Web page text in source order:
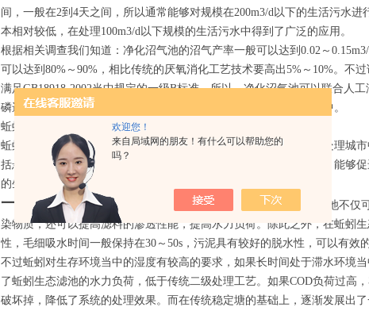
欢迎您！
来自局域网的朋友！有什么可以帮助您的
吗？
间，一般在2到4天之间，所以通常能够对规模在200m3/d以下的生活污水
本相对较低，在处理100m3/d以下规模的生活污水中得到了广泛的应用。
根据相关调查我们知道：净化沼气池的沼气产率一般可以达到0.02～
可以达到80%～90%，相比传统的厌氧消化工艺技术要高出5%～10%。不
满足GB18918-2002当中规定的一级B标准。所以，净化沼气池可以联合人
磷进行进一步的处理，后将出水应用到灌溉中或者排入到自然水体中。
蚯蚓生态滤池工艺技术以及高效藻类塘技术
蚯蚓生态滤池这一工艺技术起源于法国和智利，该技术能够很好的处理城
括悬浮物、部分微生物以及生物污泥等，可以排放出小块有机物质，能够
的生长条件。
一天处理70吨一体化污水处理设备
所以，蚯蚓生态滤池不
染物质，还可以提高滤料的渗透性能，提高水力负荷。除此之外，在蚯蚓
性，毛细吸水时间一般保持在30～50s，污泥具有较好的脱水性，可以有效
不过蚯蚓对生存环境当中的湿度有较高的要求，如果长时间处于滞水环境
了蚯蚓生态滤池的水力负荷，低于传统二级处理工艺。如果COD负荷过高
破坏掉，降低了系统的处理效果。而在传统稳定塘的基础上，逐渐发展出